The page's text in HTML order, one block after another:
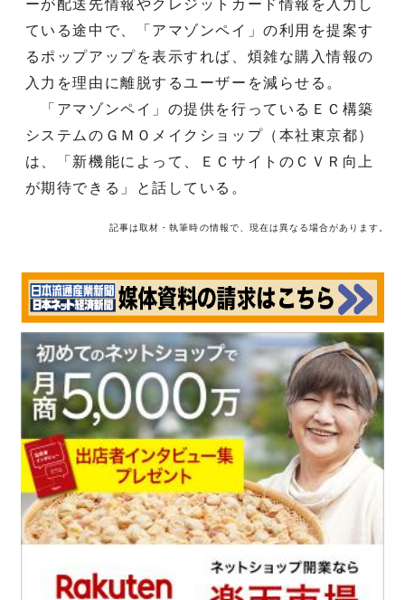
ーが配送先情報やクレジットカード情報を入力し
ている途中で、「アマゾンペイ」の利用を提案す
るポップアップを表示すれば、煩雑な購入情報の
入力を理由に離脱するユーザーを減らせる。
「アマゾンペイ」の提供を行っているＥＣ構築
システムのＧＭＯメイクショップ（本社東京都）
は、「新機能によって、ＥＣサイトのＣＶＲ向上
が期待できる」と話している。
記事は取材・執筆時の情報で、現在は異なる場合があります。